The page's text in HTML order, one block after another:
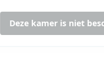
Deze kamer is niet